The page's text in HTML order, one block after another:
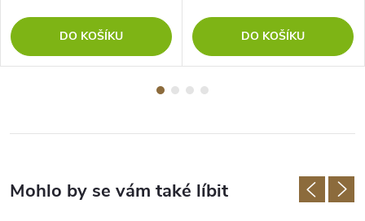
DO KOŠÍKU DO KOŠÍKU